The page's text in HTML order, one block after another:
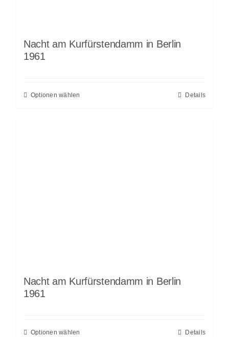
Nacht am Kurfürstendamm in Berlin
1961
Optionen wählen Details
Nacht am Kurfürstendamm in Berlin
1961
Optionen wählen Details